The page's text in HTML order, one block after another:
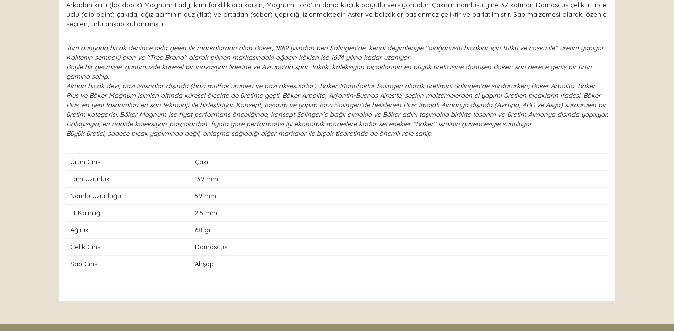
Arkadan kilitli (lockback) Magnum Lady, kimi farklılıklara karşın, Magnum Lord’un daha küçük boyutlu versiyonudur. Çakının namlusu yine 37 katman Damascus çeliktir. İnce
uçlu (clip point) çakıda, ağız açımının düz (flat) ve ortadan (saber) yapıldığı izlenmektedir. Astar ve balçaklar paslanmaz çeliktir ve parlatılmıştır. Sap malzemesi olarak, özenle
seçilen, urlu ahşap kullanılmıştır.
Tüm dünyada bıçak denince akla gelen ilk markalardan olan Böker, 1869 yılından beri Solingen'de, kendi deyimleriyle ''olağanüstü bıçaklar için tutku ve coşku ile'' üretim yapıyor.
Kalitenin sembolü olan ve ''Tree Brand'' olarak bilinen markasındaki ağacın kökleri ise 1674 yılına kadar uzanıyor.
Böyle bir geçmişle, günümüzde küresel bir inovasyon liderine ve Avrupa'da spor, taktik, koleksiyon bıçaklarının en büyük üreticisine dönüşen Böker; son derece geniş bir ürün
gamına sahip.
Alman bıçak devi, bazı istisnalar dışında (bazı mutfak ürünleri ve bazı aksesuarlar), Böker Manufaktur Solingen olarak üretimini Solingen'de sürdürürken; Böker Arbolito, Böker
Plus ve Böker Magnum isimleri altında küresel ölçekte de üretime geçti. Böker Arbolito, Arjantin-Buenos Aires'te, seçkin malzemelerden el yapımı üretilen bıçakların ifadesi. Böker
Plus, en yeni tasarımları en son teknoloji ile birleştiriyor. Konsept, tasarım ve yapım tarzı Solingen'de belirlenen Plus; imalatı Almanya dışında (Avrupa, ABD ve Asya) sürdürülen bir
üretim kategorisi. Böker Magnum ise fiyat performans önceliğinde, konsept Solingen'e bağlı olmakla ve Böker adını taşımakla birlikte tasarım ve üretim Almanya dışında yapılıyor.
Dolayısıyla, en nadide koleksiyon parçalardan, fiyata göre performansı iyi ekonomik modellere kadar seçenekler ''Böker'' isminin güvencesiyle sunuluyor.
Büyük üretici, sadece bıçak yapımında değil, anlaşma sağladığı diğer markalar ile bıçak ticaretinde de önemli role sahip.
Ürün Cinsi : Çakı
Tam Uzunluk : 139 mm
Namlu Uzunluğu : 59 mm
Et Kalınlığı : 2.5 mm
Ağırlık : 68 gr
Çelik Cinsi : Damascus
Sap Cinsi : Ahşap